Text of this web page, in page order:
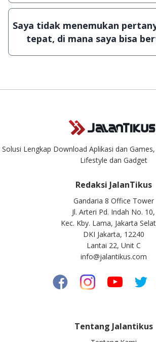
Demi menjaga kualitas aplikasi
ada di JalanTikus, hingga saat
melakukan upload-download
sehingga kuota sebesar ribuan
tidak dapat tercapai dalam waktu
Saya tidak menemukan
tepat, di mana saya bisa
Kami dengan senang hati
Solusi Lengkap Download Aplikasi dan
Lifestyle dan Gadget
Redaksi JalanTikus
Gandaria 8 Office Tower
Jl. Arteri Pd. Indah No. 10,
Kec. Kby. Lama, Jakarta
DKI Jakarta, 12240
Lantai 22, Unit C
info@jalantikus.com
Tentang Jalantikus